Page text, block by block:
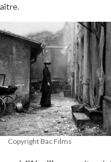
Copyright Bac Films